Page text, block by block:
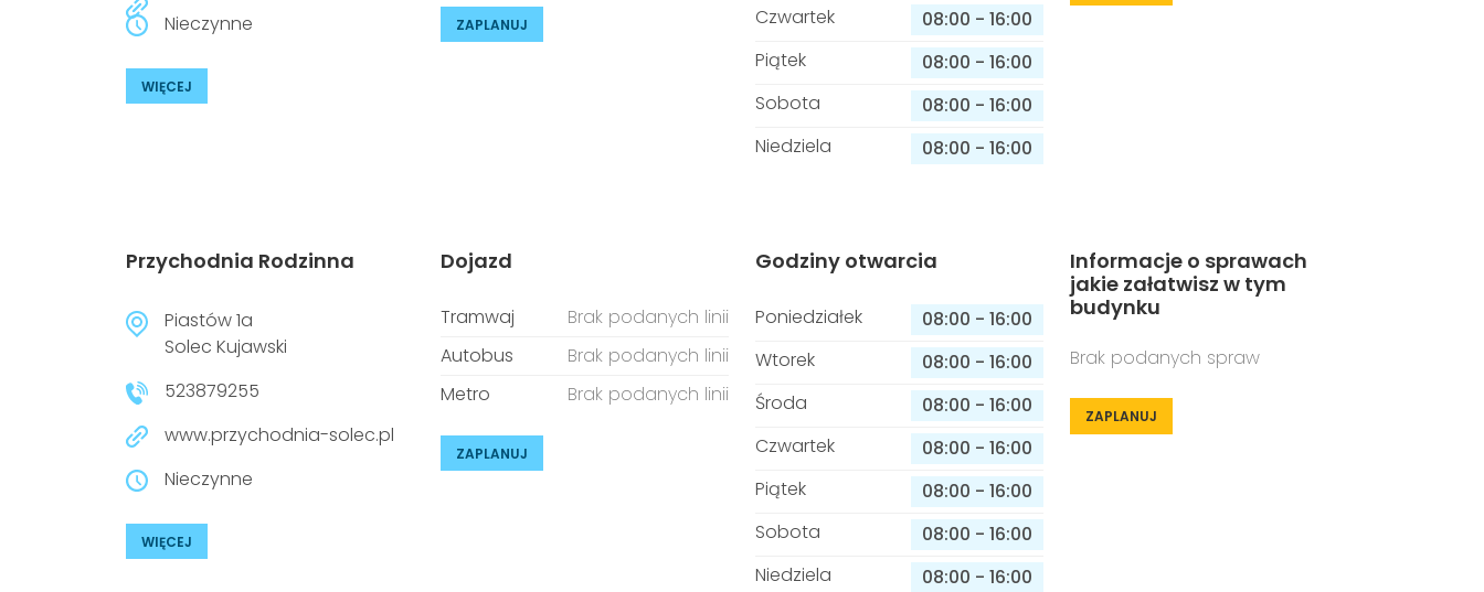
Nieczynne
WIĘCEJ
ZAPLANUJ
Czwartek
08:00 - 16:00
Piątek
08:00 - 16:00
Sobota
08:00 - 16:00
Niedziela
08:00 - 16:00
Przychodnia Rodzinna
Piastów 1a
Solec Kujawski
523879255
www.przychodnia-solec.pl
Nieczynne
WIĘCEJ
Dojazd
Tramwaj
Brak podanych linii
Autobus
Brak podanych linii
Metro
Brak podanych linii
ZAPLANUJ
Godziny otwarcia
Poniedziałek 08:00 - 16:00
Wtorek
08:00 - 16:00
Środa
08:00 - 16:00
Czwartek
08:00 - 16:00
Piątek
08:00 - 16:00
Sobota
08:00 - 16:00
Niedziela
08:00 - 16:00
Informacje o sprawach
jakie załatwisz w tym
budynku
Brak podanych spraw
ZAPLANUJ